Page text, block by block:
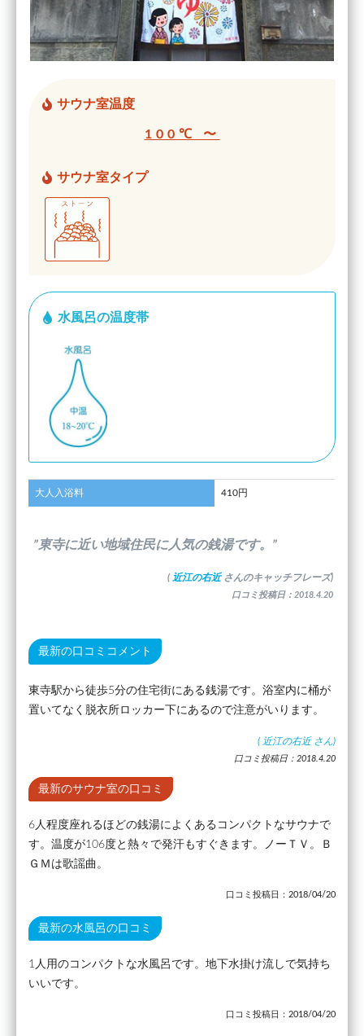
サウナ室温度
100℃ 〜
サウナ室タイプ
水風呂の温度帯
大人入浴料 410円
”東寺に近い地域住民に人気の銭湯です。”
( 近江の右近 さんのキャッチフレーズ)
口コミ投稿日：2018.4.20
最新の口コミコメント
東寺駅から徒歩5分の住宅街にある銭湯です。浴室内に桶が
置いてなく脱衣所ロッカー下にあるので注意がいります。
( 近江の右近 さん)
口コミ投稿日：2018.4.20
最新のサウナ室の口コミ
6人程度座れるほどの銭湯によくあるコンパクトなサウナで
す。温度が106度と熱々で発汗もすぐきます。ノーＴＶ。Ｂ
ＧＭは歌謡曲。
口コミ投稿日：2018/04/20
最新の水風呂の口コミ
1人用のコンパクトな水風呂です。地下水掛け流しで気持ち
いいです。
口コミ投稿日：2018/04/20